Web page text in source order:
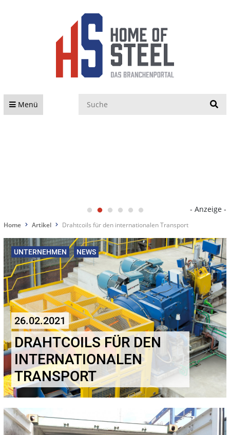
Menü
- Anzeige -
Home Artikel Drahtcoils für den internationalen Transport
UNTERNEHMEN NEWS
26.02.2021
DRAHTCOILS FÜR DEN
INTERNATIONALEN
TRANSPORT